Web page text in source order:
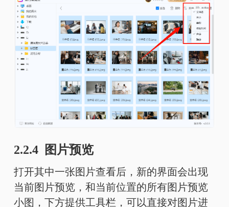
2.2.4 图片预览
打开其中一张图片查看后，新的界面会出现
当前图片预览，和当前位置的所有图片预览
小图，下方提供工具栏，可以直接对图片进